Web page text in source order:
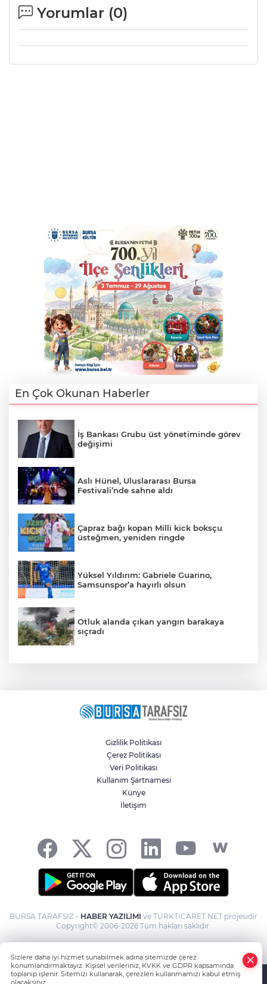
Yorumlar (0)
En Çok Okunan Haberler
İş Bankası Grubu üst yönetiminde görev
değişimi
Aslı Hünel, Uluslararası Bursa
Festivali’nde sahne aldı
Çapraz bağı kopan Milli kick boksçu
üsteğmen, yeniden ringde
Yüksel Yıldırım: Gabriele Guarino,
Samsunspor’a hayırlı olsun
Otluk alanda çıkan yangın barakaya
sıçradı
Gizlilik Politikası
Çerez Politikası
Veri Politikası
Kullanım Şartnamesi
Künye
İletişim
BURSA TARAFSIZ - HABER YAZILIMI ve TURKTICARET.NET projesidir
Copyright© 2006-2026 Tüm hakları saklıdır.
Sizlere daha iyi hizmet sunabilmek adına sitemizde çerez
konumlandırmaktayız. Kişisel verileriniz, KVKK ve GDPR kapsamında
toplanıp işlenir. Sitemizi kullanarak, çerezleri kullanmamızı kabul etmiş
olacaksınız.